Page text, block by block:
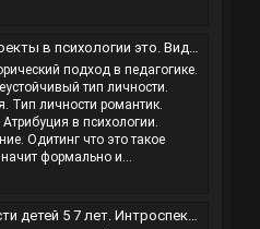
аудиальная кинестетическая. Что такое мысль простыми словами.
подход в педагогике.
тип личности.
Тип личности романтик.
в психологии.
Одитинг что это такое
формально и...
личности человека. Высокий уровень притязаний это.